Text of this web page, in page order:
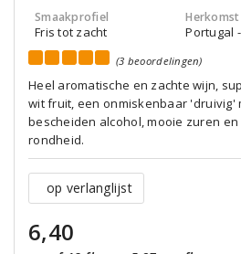
Smaakprofiel
Fris tot zacht
Herkomst
Portugal
(3 beoordelingen)
Heel aromatische en zachte wijn,
wit fruit, een onmiskenbaar 'druivig'
bescheiden alcohol, mooie zuren
rondheid.
op verlanglijst
6,40